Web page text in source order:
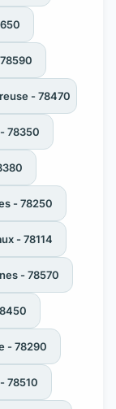
- 78470
78350
- 78250
- 78114
- 78570
- 78290
78510